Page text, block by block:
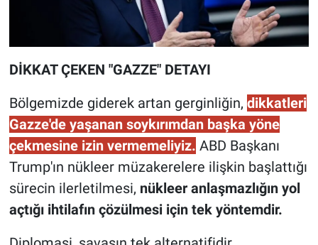
DİKKAT ÇEKEN "GAZZE" DETAYI
Bölgemizde giderek artan gerginliğin, dikkatleri
Gazze'de yaşanan soykırımdan başka yöne
çekmesine izin vermemeliyiz. ABD Başkanı
Trump'ın nükleer müzakerelere ilişkin başlattığı
sürecin ilerletilmesi, nükleer anlaşmazlığın yol
açtığı ihtilafın çözülmesi için tek yöntemdir.